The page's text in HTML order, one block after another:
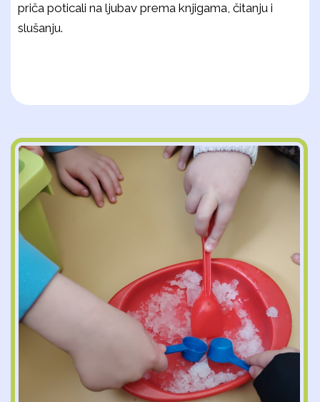
priča poticali na ljubav prema knjigama, čitanju i
slušanju.